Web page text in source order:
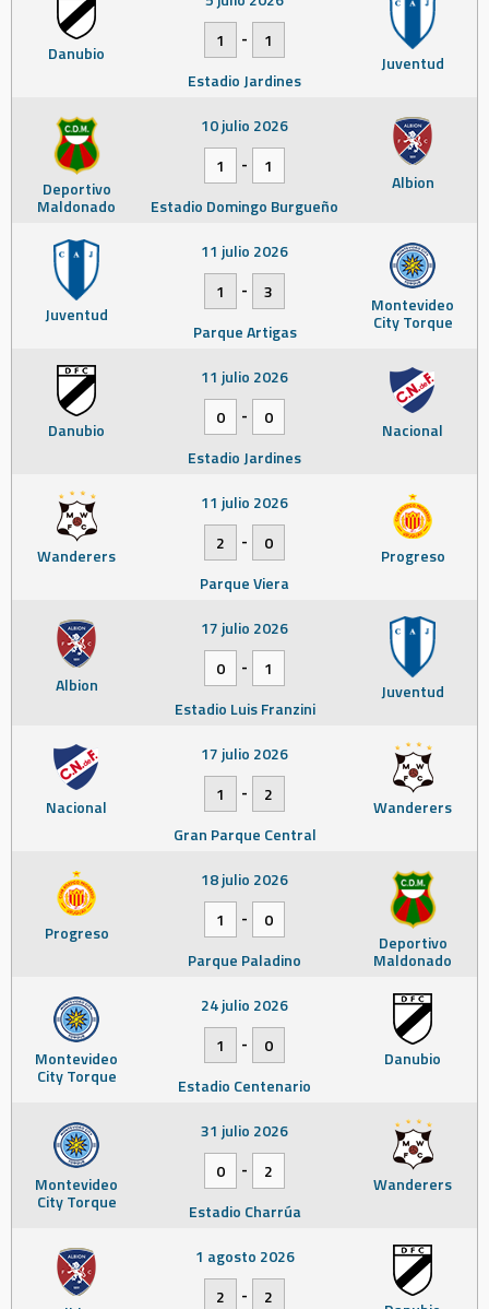
Danubio Juventud
1
-
1
Estadio Jardines
Deportivo
Maldonado
Albion
10 julio 2026
1
-
1
Estadio Domingo Burgueño
Juventud Montevideo
City Torque
11 julio 2026
1
-
3
Parque Artigas
Danubio Nacional
11 julio 2026
0
-
0
Estadio Jardines
Wanderers Progreso
11 julio 2026
2
-
0
Parque Viera
Albion Juventud
17 julio 2026
0
-
1
Estadio Luis Franzini
Nacional Wanderers
17 julio 2026
1
-
2
Gran Parque Central
Progreso Deportivo
Maldonado
18 julio 2026
1
-
0
Parque Paladino
Montevideo
City Torque
Danubio
24 julio 2026
1
-
0
Estadio Centenario
Montevideo
City Torque
Wanderers
31 julio 2026
0
-
2
Estadio Charrúa
1 agosto 2026
2
- 2